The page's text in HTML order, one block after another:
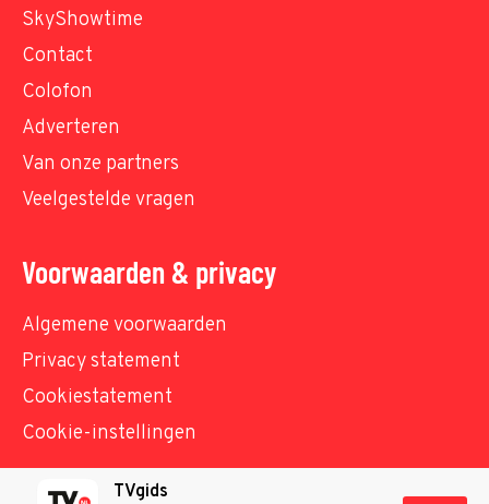
SkyShowtime
Contact
Colofon
Adverteren
Van onze partners
Veelgestelde vragen
Voorwaarden & privacy
Algemene voorwaarden
Privacy statement
Cookiestatement
Cookie-instellingen
TVgids